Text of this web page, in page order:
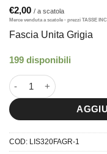
€2,00
Fascia Unita Grigia
199 disponibili
3×20 Ceramic Strip
COD: LIS320FAGR-1